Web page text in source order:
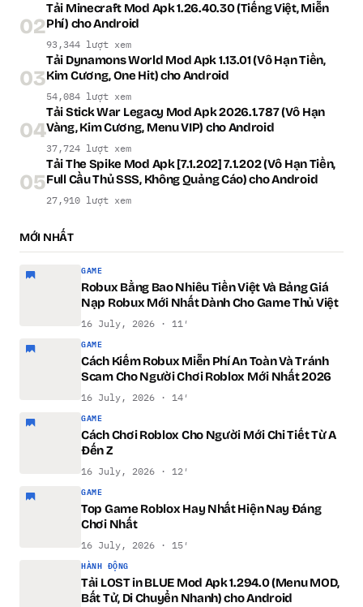
02
Tải Minecraft Mod Apk 1.26.40.30 (Tiếng Việt, Miễn
Phí) cho Android
93,344 lượt xem
03
Tải Dynamons World Mod Apk 1.13.01 (Vô Hạn Tiền,
Kim Cương, One Hit) cho Android
54,084 lượt xem
04
Tải Stick War Legacy Mod Apk 2026.1.787 (Vô Hạn
Vàng, Kim Cương, Menu VIP) cho Android
37,724 lượt xem
05
Tải The Spike Mod Apk [7.1.202] 7.1.202 (Vô Hạn Tiền,
Full Cầu Thủ SSS, Không Quảng Cáo) cho Android
27,910 lượt xem
MỚI NHẤT
GAME
Robux Bằng Bao Nhiêu Tiền Việt Và Bảng Giá
Nạp Robux Mới Nhất Dành Cho Game Thủ Việt
16 July, 2026 · 11′
GAME
Cách Kiếm Robux Miễn Phí An Toàn Và Tránh
Scam Cho Người Chơi Roblox Mới Nhất 2026
16 July, 2026 · 14′
GAME
Cách Chơi Roblox Cho Người Mới Chi Tiết Từ A
Đến Z
16 July, 2026 · 12′
GAME
Top Game Roblox Hay Nhất Hiện Nay Đáng
Chơi Nhất
16 July, 2026 · 15′
HÀNH ĐỘNG
Tải LOST in BLUE Mod Apk 1.294.0 (Menu MOD,
Bất Tử, Di Chuyển Nhanh) cho Android